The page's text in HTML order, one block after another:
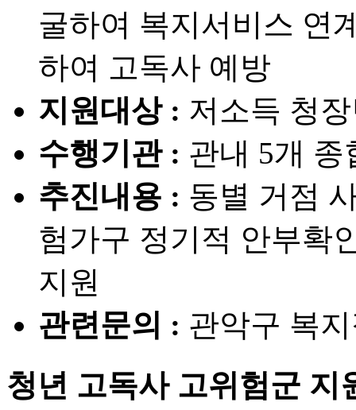
굴하여 복지서비스 연
하여 고독사 예방
지원대상 : 저소득 청
수행기관 : 관내 5개
추진내용 : 동별 거점
험가구 정기적 안부확
지원
관련문의 : 관악구 복
청년 고독사 고위험군 지